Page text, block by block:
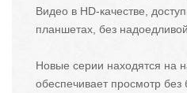
Видео в HD-качестве,
планшетах, без
Новые серии находятся на
обеспечивает просмотр без